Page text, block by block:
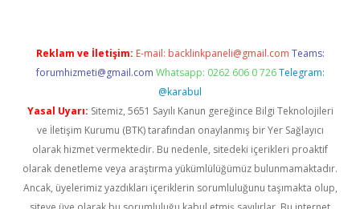
Reklam ve İletişim: E-mail: backlinkpaneli@gmail.com Teams:
forumhizmeti@gmail.com Whatsapp: 0262 606 0 726 Telegram:
@karabul
Yasal Uyarı: Sitemiz, 5651 Sayılı Kanun gereğince Bilgi Teknolojileri
ve İletişim Kurumu (BTK) tarafından onaylanmış bir Yer Sağlayıcı
olarak hizmet vermektedir. Bu nedenle, sitedeki içerikleri proaktif
olarak denetleme veya araştırma yükümlülüğümüz bulunmamaktadır.
Ancak, üyelerimiz yazdıkları içeriklerin sorumluluğunu taşımakta olup,